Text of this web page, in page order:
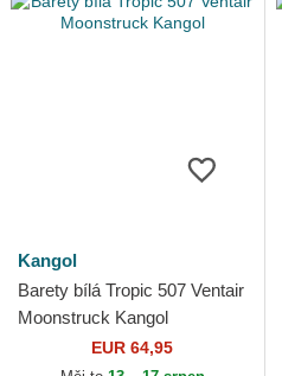
Kangol
Barety bílá Tropic 507 Ventair
Moonstruck Kangol
EUR 64,95